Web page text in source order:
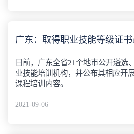
广东：取得职业技能等级证
日前，广东全省21个地市公开遴选
业技能培训机构，并公布其相应开
课程培训内容。
2021-09-06